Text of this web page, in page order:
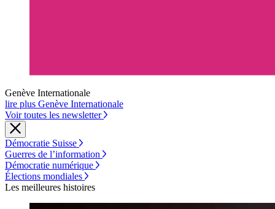
Genève Internationale
lire plus Genève Internationale
Voir toutes les newsletter
Démocratie Suisse
Guerres de l’information
Démocratie numérique
Élections mondiales
Les meilleures histoires